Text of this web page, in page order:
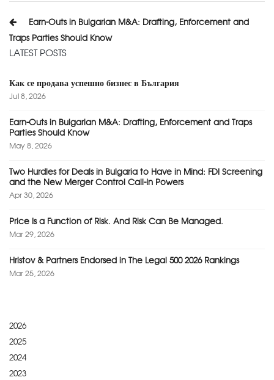
Post
navigation
Earn-Outs in Bulgarian M&A: Drafting, Enforcement and
Traps Parties Should Know
LATEST POSTS
Как се продава успешно бизнес в България
Jul 8, 2026
Earn-Outs in Bulgarian M&A: Drafting, Enforcement and Traps
Parties Should Know
May 8, 2026
Two Hurdles for Deals in Bulgaria to Have in Mind: FDI Screening
and the New Merger Control Call-In Powers
Apr 30, 2026
Price Is a Function of Risk. And Risk Can Be Managed.
Mar 29, 2026
Hristov & Partners Endorsed in The Legal 500 2026 Rankings
Mar 25, 2026
2026
2025
2024
2023